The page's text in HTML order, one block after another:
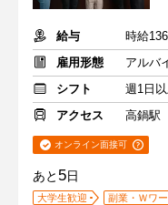
給与
時給
雇用形態
アルバ
シフト
週1日
アクセス
高鍋駅
オンライン面接可
あと 5日
大学生歓迎 副業・Ｗワ